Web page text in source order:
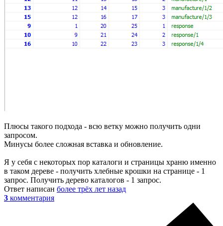
Плюсы такого подхода - всю ветку можно получить одни
запросом.
Минусы более сложная вставка и обновление.
Я у себя с некоторых пор каталоги и страницы храню именно
в таком дереве - получить хлебные крошки на странице - 1
запрос. Получить дерево каталогов - 1 запрос.
Ответ написан более трёх лет назад
3 комментария